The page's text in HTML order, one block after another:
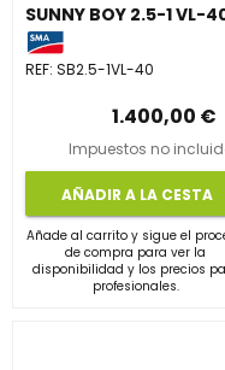
SUNNY BOY 2.5-1 VL-
REF: SB2.5-1VL-40
1.400,00 €
Impuestos no
AÑADIR A LA CESTA
Añade al carrito y sigue el
de compra para ver la
disponibilidad y los precios
profesionales.